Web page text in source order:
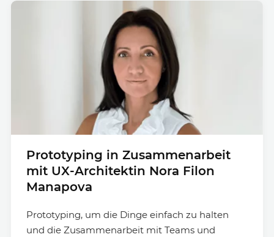
Prototyping in Zusammenarbeit
mit UX-Architektin Nora Filon
Manapova
Prototyping, um die Dinge einfach zu halten
und die Zusammenarbeit mit Teams und